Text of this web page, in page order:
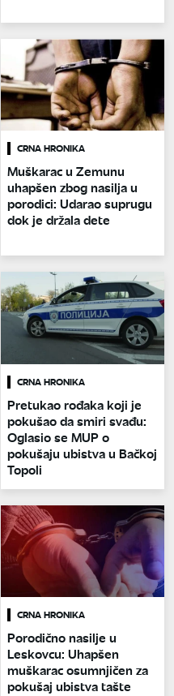
CRNA HRONIKA
Muškarac u Zemunu
uhapšen zbog nasilja u
porodici: Udarao suprugu
dok je držala dete
CRNA HRONIKA
Pretukao rođaka koji je
pokušao da smiri svađu:
Oglasio se MUP o
pokušaju ubistva u Bačkoj
Topoli
CRNA HRONIKA
Porodično nasilje u
Leskovcu: Uhapšen
muškarac osumnjičen za
pokušaj ubistva tašte